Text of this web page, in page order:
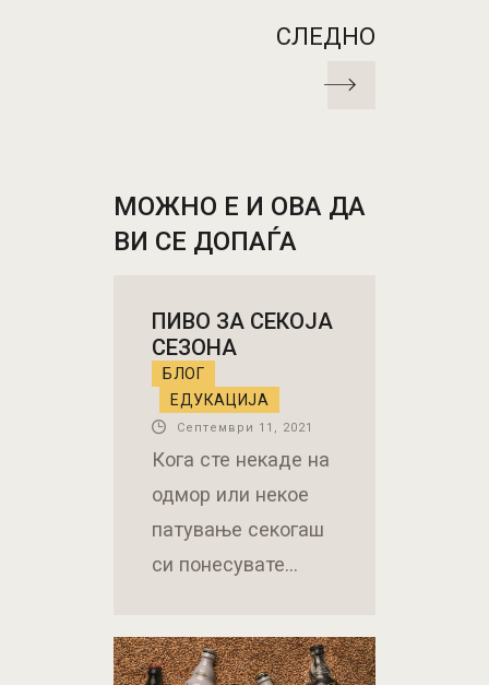
СЛЕДНО
МОЖНО Е И ОВА ДА
ВИ СЕ ДОПАЃА
ПИВО ЗА СЕКОЈА
СЕЗОНА
БЛОГ
ЕДУКАЦИЈА
Септември 11, 2021
Кога сте некаде на
одмор или некое
патување секогаш
си понесувате…